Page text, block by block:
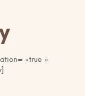
»true »